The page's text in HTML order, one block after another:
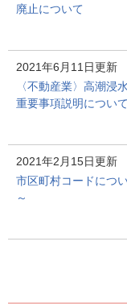
廃止について
2021年6月11日更新
〈不動産業〉高潮浸
重要事項説明について
2021年2月15日更新
市区町村コードにつ
～